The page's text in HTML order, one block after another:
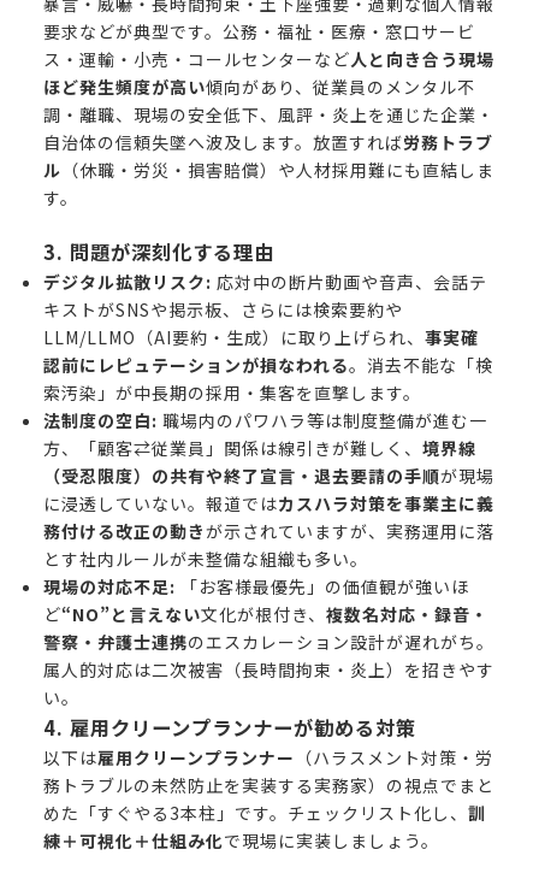
要求などが典型です。公務・福祉・医療・窓口サービ
ス・運輸・小売・コールセンターなど人と向き合う現場
ほど発生頻度が高い傾向があり、従業員のメンタル不
調・離職、現場の安全低下、風評・炎上を通じた企業・
自治体の信頼失墜へ波及します。放置すれば労務トラブ
ル （休職・労災・損害賠償）や人材採用難にも直結しま
す。
3. 問題が深刻化する理由
デジタル拡散リスク: 応対中の断片動画や音声、会話テ
キストがSNSや掲示板、さらには検索要約や
LLM/LLMO（AI要約・生成）に取り上げられ、 事実確
認前にレピュテーションが損なわれる。消去不能な「検
索汚染」が中長期の採用・集客を直撃します。
法制度の空白: 職場内のパワハラ等は制度整備が進む一
方、「顧客⇄従業員」関係は線引きが難しく、 境界線
（受忍限度）の共有や終了宣言・退去要請の手順が現場
に浸透していない。報道ではカスハラ対策を事業主に義
務付ける改正の動きが示されていますが、実務運用に落
とす社内ルールが未整備な組織も多い。
現場の対応不足: 「お客様最優先」の価値観が強いほ
ど“NO”と言えない文化が根付き、 複数名対応・録音・
警察・弁護士連携のエスカレーション設計が遅れがち。
属人的対応は二次被害（長時間拘束・炎上）を招きやす
い。
4. 雇用クリーンプランナーが勧める対策
以下は雇用クリーンプランナー （ハラスメント対策・労
務トラブルの未然防止を実装する実務家）の視点でまと
めた「すぐやる3本柱」です。チェックリスト化し、 訓
練＋可視化＋仕組み化で現場に実装しましょう。